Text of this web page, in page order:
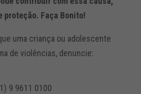
proteção. Faça Bonito!
uma criança ou adolescente
de violências, denuncie:
9 9611 0100